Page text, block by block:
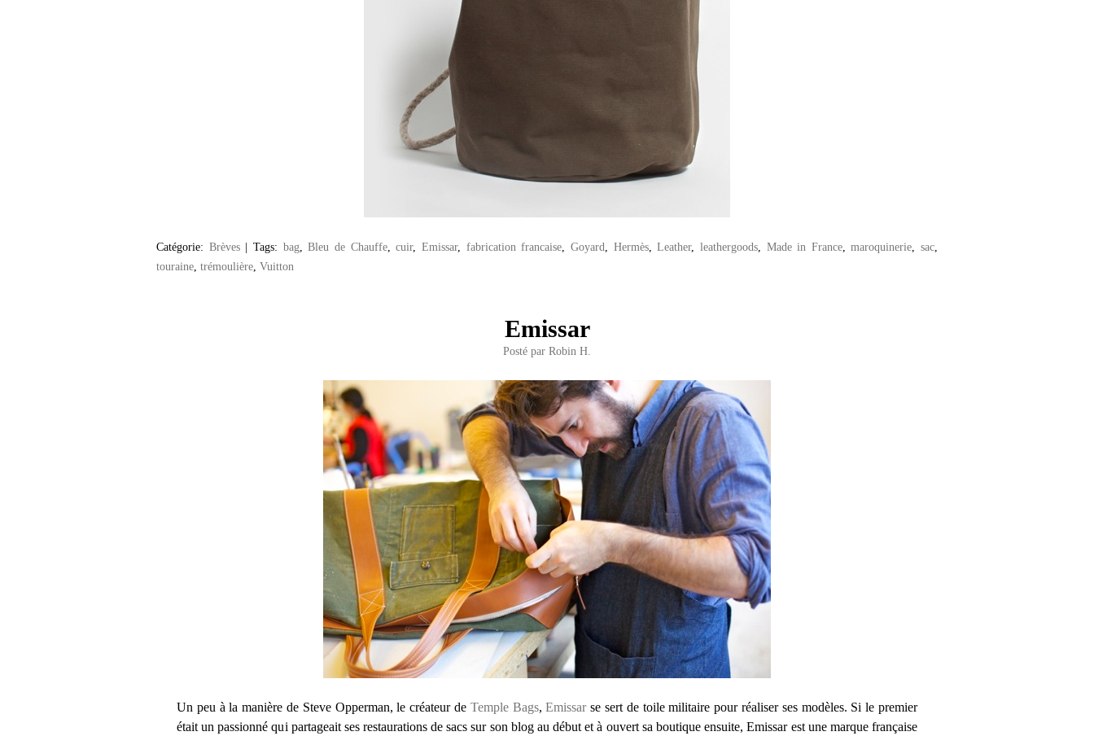
Catégorie: Brèves | Tags: bag,Bleu de Chauffe,cuir, Emissar, fabrication francaise Goyard Hermès,Leather, leathergoods, Made in France,maroquinerie ,sac
touraine trémoulière Vuitton
Emissar
Posté par Robin H.
Un peu à la manière de Steve Opperman, le créateur de Temple Bags,Emissarse sert de toile militaire pour réaliser ses modèles. Si le premier
était un passionné qui partageait ses restaurations de sacs sur son blog au début et à ouvert sa boutique ensuite, Emissar est une marque française